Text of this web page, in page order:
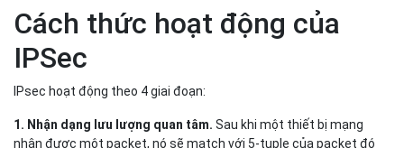
cung cấp một khuôn khổ để xác thực và trao đổi khóa. ISAKMP
cho biết cách thiết lập cầu nối bảo mật (SA) và cách kết nối trực
tiếp giữa hai máy chủ đang sử dụng IPsec.
khung mở để triển khai các thuật toán tiêu chuẩn như SHA và
MD5. Thuật toán IPSec tạo ra mã định danh duy nhất cho mỗi gói
tin, cho phép thiết bị xác định xem gói tin đó có đúng hay không.